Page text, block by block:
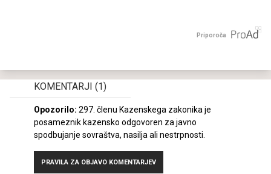
Priporoča
KOMENTARJI (1)
Opozorilo: 297. členu Kazenskega zakonika je
posameznik kazensko odgovoren za javno
spodbujanje sovraštva, nasilja ali nestrpnosti.
PRAVILA ZA OBJAVO KOMENTARJEV